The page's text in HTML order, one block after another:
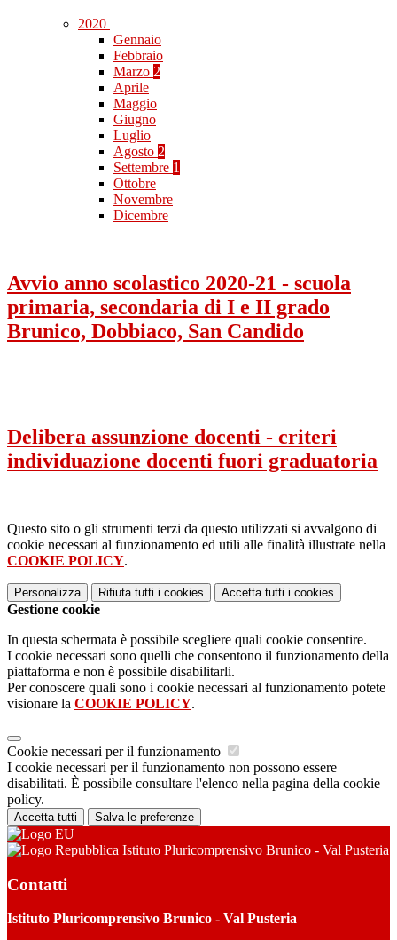
2020
Gennaio
Febbraio
Marzo 2
Aprile
Maggio
Giugno
Luglio
Agosto 2
Settembre 1
Ottobre
Novembre
Dicembre
Avvio anno scolastico 2020-21 - scuola
primaria, secondaria di I e II grado
Brunico, Dobbiaco, San Candido
Delibera assunzione docenti - criteri
individuazione docenti fuori graduatoria
Questo sito o gli strumenti terzi da questo utilizzati si avvalgono di
cookie necessari al funzionamento ed utili alle finalità illustrate nella
COOKIE POLICY.
Personalizza Rifiuta tutti i cookies Accetta tutti i cookies
Gestione cookie
In questa schermata è possibile scegliere quali cookie consentire.
I cookie necessari sono quelli che consentono il funzionamento della
piattaforma e non è possibile disabilitarli.
Per conoscere quali sono i cookie necessari al funzionamento potete
visionare la COOKIE POLICY.
Cookie necessari per il funzionamento
I cookie necessari per il funzionamento non possono essere
disabilitati. È possibile consultare l'elenco nella pagina della cookie
policy.
Accetta tutti Salva le preferenze
Istituto Pluricomprensivo Brunico - Val Pusteria
Contatti
Istituto Pluricomprensivo Brunico - Val Pusteria